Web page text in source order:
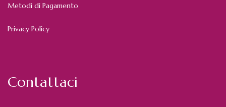
Metodi di Pagamento
Privacy Policy
Contattaci